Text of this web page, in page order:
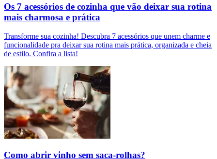
Os 7 acessórios de cozinha que vão deixar sua rotina
mais charmosa e prática
Transforme sua cozinha! Descubra 7 acessórios que unem charme e
funcionalidade pra deixar sua rotina mais prática, organizada e cheia
de estilo. Confira a lista!
Como abrir vinho sem saca-rolhas?